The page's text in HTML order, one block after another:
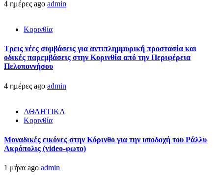
4 ημέρες ago admin
Κορινθία
Τρεις νέες συμβάσεις για αντιπλημμυρική προστασία και
οδικές παρεμβάσεις στην Κορινθία από την Περιφέρεια
Πελοποννήσου
4 ημέρες ago admin
ΑΘΛΗΤΙΚΑ
Κορινθία
Μοναδικές εικόνες στην Κόρινθο για την υποδοχή του Ράλλυ
Ακρόπολις (video-φωτο)
1 μήνα ago admin